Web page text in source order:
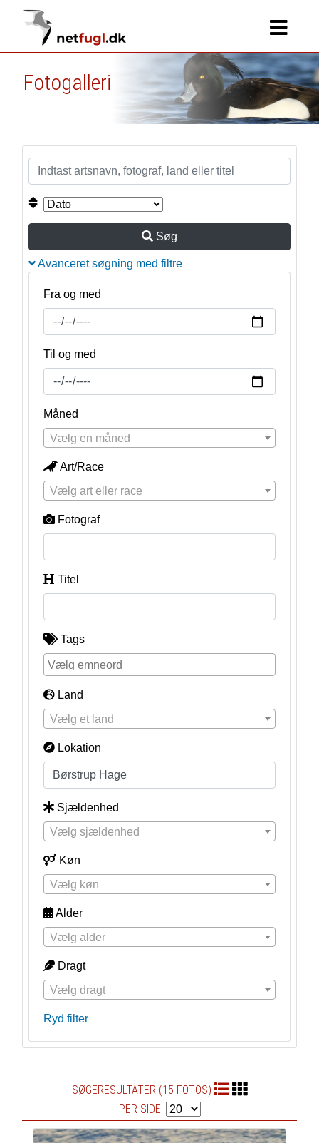
Fotogalleri
Søg
Avanceret søgning med filtre
Fra og med
Til og med
Måned
Vælg en måned
Art/Race
Vælg art eller race
Fotograf
Titel
Tags
Land
Vælg et land
Lokation
Sjældenhed
Vælg sjældenhed
Køn
Vælg køn
Alder
Vælg alder
Dragt
Vælg dragt
Ryd filter
SØGERESULTATER (15 FOTOS)
PER SIDE: